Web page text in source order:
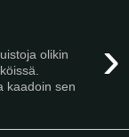
›
olikin
kaadoin sen